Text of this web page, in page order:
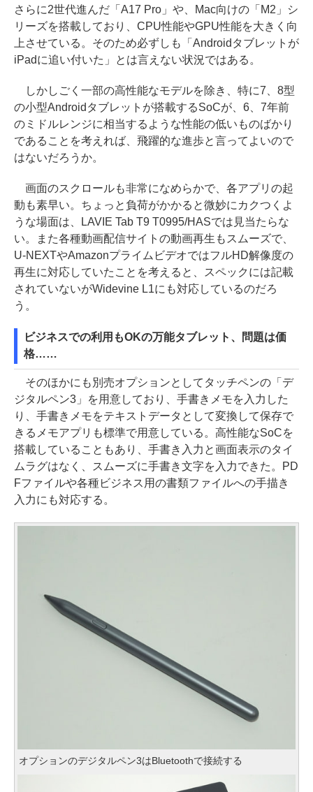
さらに2世代進んだ「A17 Pro」や、Mac向けの「M2」シ
リーズを搭載しており、CPU性能やGPU性能を大きく向
上させている。そのため必ずしも「Androidタブレットが
iPadに追い付いた」とは言えない状況ではある。
しかしごく一部の高性能なモデルを除き、特に7、8型
の小型Androidタブレットが搭載するSoCが、6、7年前
のミドルレンジに相当するような性能の低いものばかり
であることを考えれば、飛躍的な進歩と言ってよいので
はないだろうか。
画面のスクロールも非常になめらかで、各アプリの起
動も素早い。ちょっと負荷がかかると微妙にカクつくよ
うな場面は、LAVIE Tab T9 T0995/HASでは見当たらな
い。また各種動画配信サイトの動画再生もスムーズで、
U-NEXTやAmazonプライムビデオではフルHD解像度の
再生に対応していたことを考えると、スペックには記載
されていないがWidevine L1にも対応しているのだろ
う。
ビジネスでの利用もOKの万能タブレット、問題は価
格……
そのほかにも別売オプションとしてタッチペンの「デ
ジタルペン3」を用意しており、手書きメモを入力した
り、手書きメモをテキストデータとして変換して保存で
きるメモアプリも標準で用意している。高性能なSoCを
搭載していることもあり、手書き入力と画面表示のタイ
ムラグはなく、スムーズに手書き文字を入力できた。PD
Fファイルや各種ビジネス用の書類ファイルへの手描き
入力にも対応する。
オプションのデジタルペン3はBluetoothで接続する